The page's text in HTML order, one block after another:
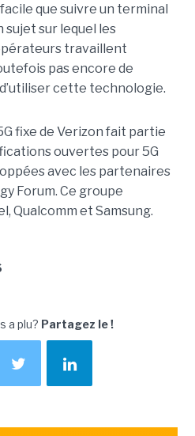
que suivre un terminal
sujet sur lequel les
travaillent
pas encore de
cette technologie.
fixe de Verizon fait partie
ouvertes pour 5G
avec les partenaires
Forum. Ce groupe
Qualcomm et Samsung.
a plu? Partagez le !